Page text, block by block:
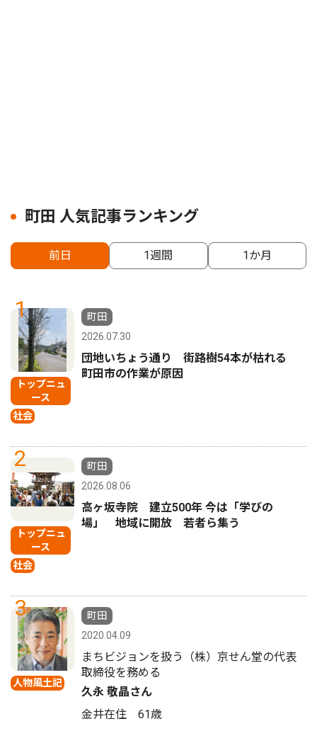
町田 人気記事ランキング
前日 1週間 1か月
1
トップニュ
ース
社会
町田
2026.07.30
団地いちょう通り 街路樹54本が枯れる
町田市の作業が原因
2
トップニュ
ース
社会
町田
2026.08.06
高ヶ坂寺院 建立500年 今は「学びの
場」 地域に開放 若者ら集う
3
人物風土記
町田
2020.04.09
まちビジョンを扱う（株）京せん堂の代表
取締役を務める
久永 敬晶さん
金井在住 61歳